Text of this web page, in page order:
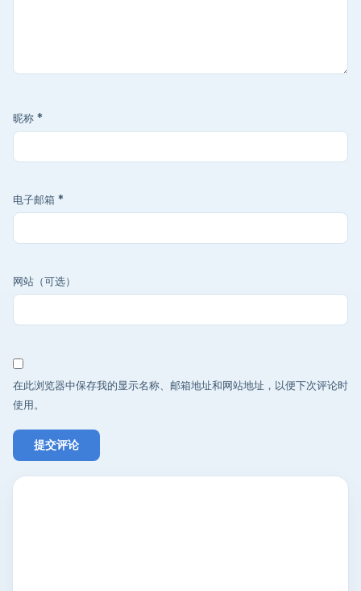
昵称 *
电子邮箱 *
网站（可选）
在此浏览器中保存我的显示名称、邮箱地址和网站地址，以便下次评论时
使用。